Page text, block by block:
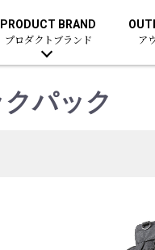
PRODUCT BRAND
プロダクトブランド ア
パック